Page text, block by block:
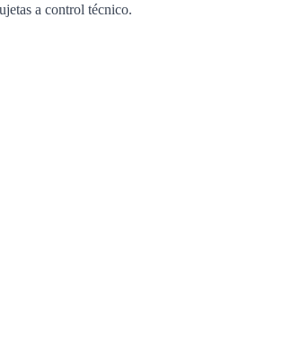
a control técnico.